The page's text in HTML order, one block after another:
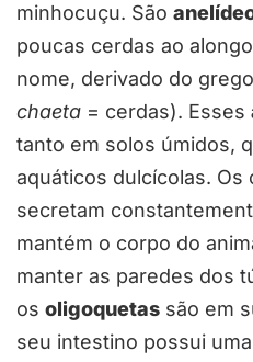
minhocuçu. São
poucas cerdas ao
nome, derivado do
chaeta = cerdas). Esses
tanto em solos úmidos,
aquáticos dulcícolas. Os
secretam
mantém o corpo do
manter as paredes dos
os oligoquetas são em
seu intestino possui